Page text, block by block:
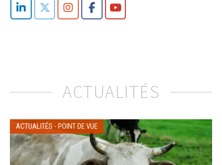
ACTUALITÉS
ACTUALITÉS - POINT DE VUE